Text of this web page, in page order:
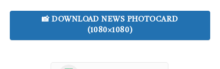
📸 DOWNLOAD NEWS PHOTOCARD
(1080×1080)